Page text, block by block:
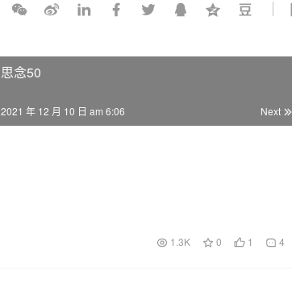
c
e
思念50
Next
2021 年 12 月 10 日 am 6:06
1.3K 0 1 4